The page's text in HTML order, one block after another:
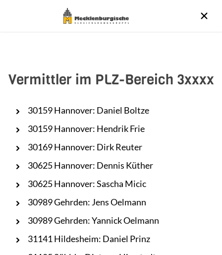
Vermittler im PLZ-Bereich 3xxxx
30159 Hannover: Daniel Boltze
30159 Hannover: Hendrik Frie
30169 Hannover: Dirk Reuter
30625 Hannover: Dennis Küther
30625 Hannover: Sascha Micic
30989 Gehrden: Jens Oelmann
30989 Gehrden: Yannick Oelmann
31141 Hildesheim: Daniel Prinz